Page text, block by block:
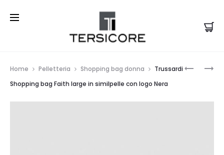
Home Pelletteria Shopping bag donna
Trussardi
Shopping bag Faith large in similpelle con logo Nera